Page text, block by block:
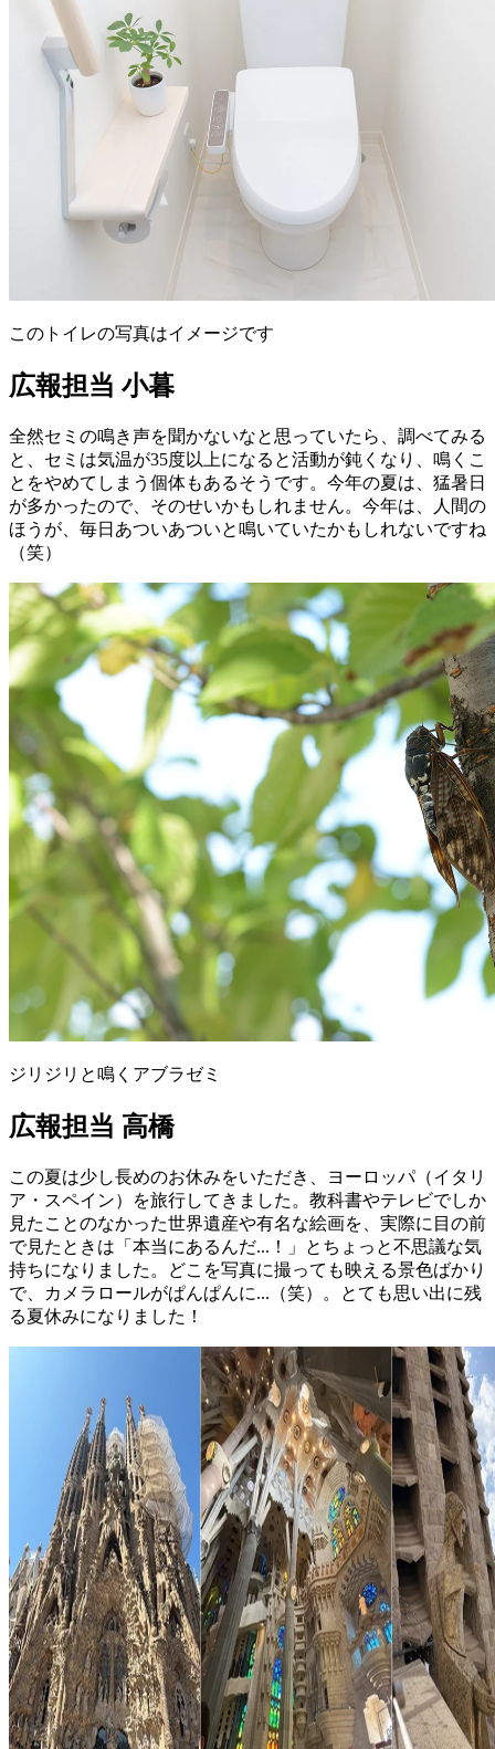
このトイレの写真はイメージです
広報担当 小暮
全然セミの鳴き声を聞かないなと思っていたら、調べてみる
と、セミは気温が35度以上になると活動が鈍くなり、鳴くこ
とをやめてしまう個体もあるそうです。今年の夏は、猛暑日
が多かったので、そのせいかもしれません。今年は、人間の
ほうが、毎日あついあついと鳴いていたかもしれないですね
（笑）
ジリジリと鳴くアブラゼミ
広報担当 高橋
この夏は少し長めのお休みをいただき、ヨーロッパ（イタリ
ア・スペイン）を旅行してきました。教科書やテレビでしか
見たことのなかった世界遺産や有名な絵画を、実際に目の前
で見たときは「本当にあるんだ...！」とちょっと不思議な気
持ちになりました。どこを写真に撮っても映える景色ばかり
で、カメラロールがぱんぱんに...（笑）。とても思い出に残
る夏休みになりました！